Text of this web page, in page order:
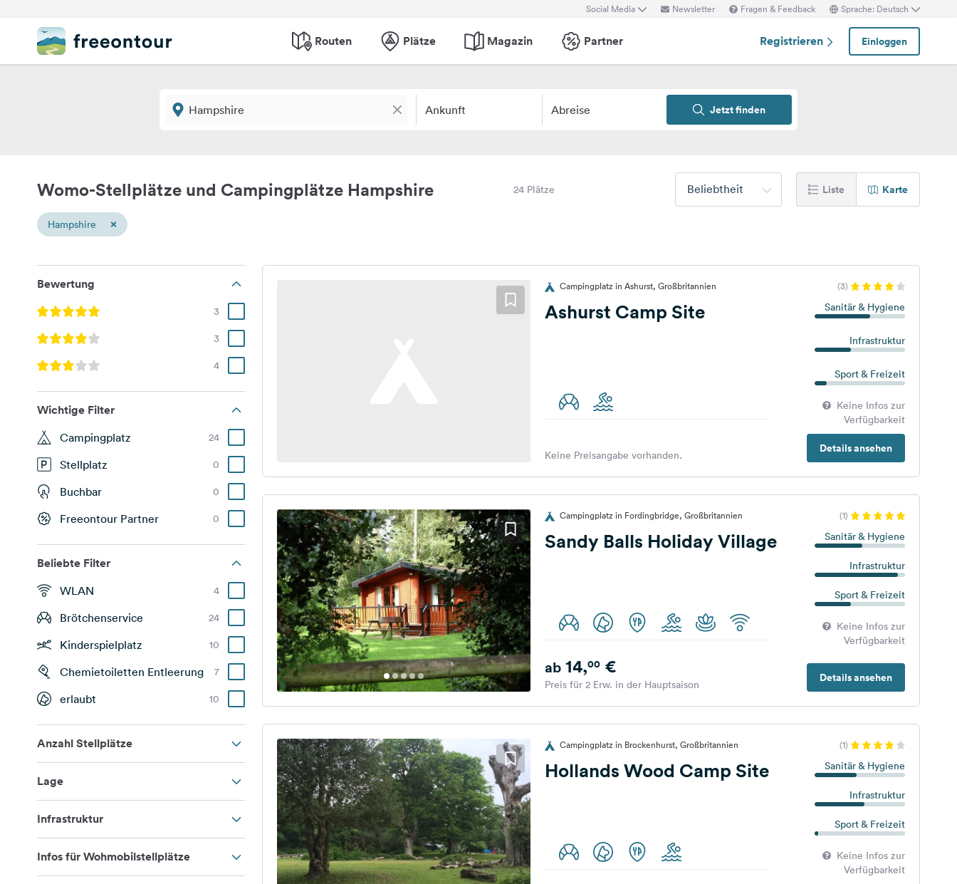
Social Media Newsletter Fragen & Feedback Sprache: Deutsch
Routen Plätze Magazin Partner Registrieren Einloggen
Ankunft Abreise Jetzt finden
Womo-Stellplätze und Campingplätze Hampshire 24 Plätze Beliebtheit Liste Karte
Hampshire ×
Bewertung
3
3
4
Wichtige Filter
Campingplatz 24
Stellplatz 0
Buchbar 0
Freeontour Partner 0
Beliebte Filter
WLAN 4
Brötchenservice 24
Kinderspielplatz 10
Chemietoiletten Entleerung 7
erlaubt 10
Anzahl Stellplätze
Lage
Infrastruktur
Infos für Wohmobilstellplätze
Campingplatz in Ashurst, Großbritannien (3)
Ashurst Camp Site Sanitär & Hygiene
Infrastruktur
Sport & Freizeit
Keine Infos zur
Verfügbarkeit
Details ansehen
Keine Preisangabe vorhanden.
Campingplatz in Fordingbridge, Großbritannien (1)
Sandy Balls Holiday Village Sanitär & Hygiene
Infrastruktur
Sport & Freizeit
Keine Infos zur
Verfügbarkeit
Details ansehen
ab14,00€
Preis für 2 Erw. in der Hauptsaison
Campingplatz in Brockenhurst, Großbritannien (1)
Hollands Wood Camp Site Sanitär & Hygiene
Infrastruktur
Sport & Freizeit
Keine Infos zur
Verfügbarkeit